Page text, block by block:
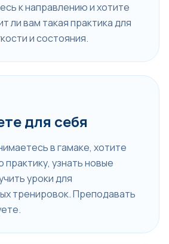
к направлению и хотите
ли вам такая практика для
и состояния.
для себя
в гамаке, хотите
практику, узнать новые
уроки для
тренировок. Преподавать